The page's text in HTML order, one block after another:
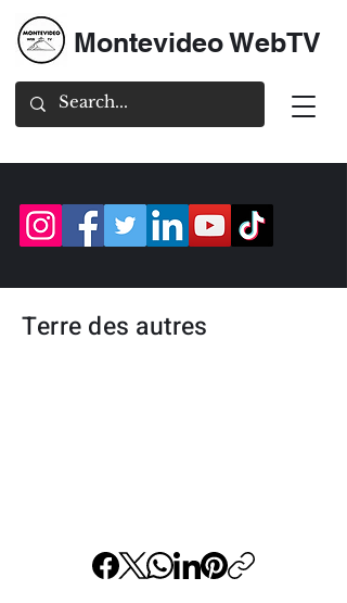
Montevideo WebTV
Terre des autres